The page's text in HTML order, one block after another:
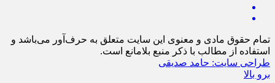
تمام حقوق مادی و معنوی این سایت متعلق به حرف‌آور می‌باشد و
استفاده از مطالب با ذکر منبع بلامانع است.
طراحی سایت: حامد صدیقی
برو بالا